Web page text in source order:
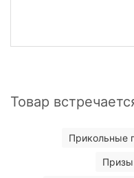
Товар
Прикольные
Призы